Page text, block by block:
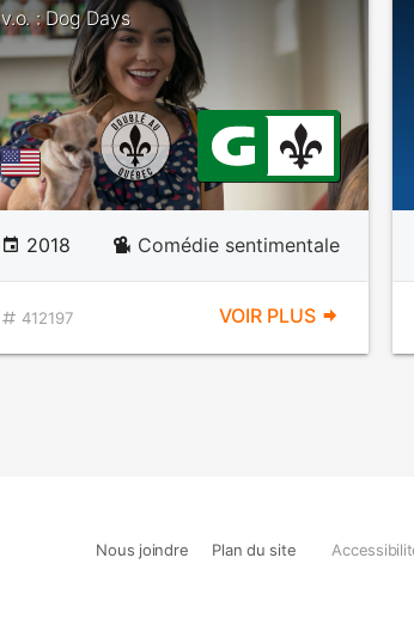
v.o. : Dog Days
2018 Comédie sentimentale
412197 VOIR PLUS
Nous joindre Plan du site